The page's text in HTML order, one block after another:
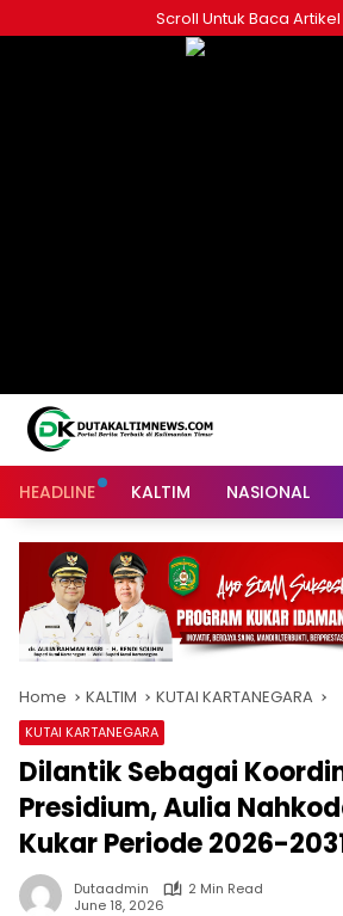
to
Scroll Untuk Baca Artikel
HEADLINE KALTIM NASIONAL
Home KALTIM KUTAI KARTANEGARA
KUTAI KARTANEGARA
Dilantik Sebagai
Presidium, Aulia
Kukar Periode 2026-
Dutaadmin
2 Min Read
June 18, 2026